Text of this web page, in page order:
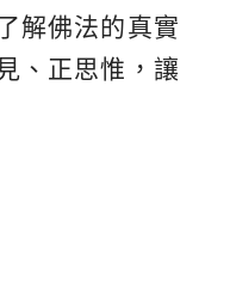
解佛法的真實
、正思惟，讓